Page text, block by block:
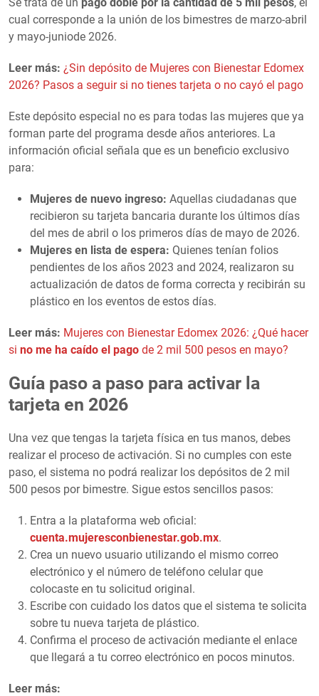
cual corresponde a la unión de los bimestres de marzo-abril
y mayo-juniode 2026.
Leer más: ¿Sin depósito de Mujeres con Bienestar Edomex
2026? Pasos a seguir si no tienes tarjeta o no cayó el pago
Este depósito especial no es para todas las mujeres que ya
forman parte del programa desde años anteriores. La
información oficial señala que es un beneficio exclusivo
para:
Mujeres de nuevo ingreso: Aquellas ciudadanas que
recibieron su tarjeta bancaria durante los últimos días
del mes de abril o los primeros días de mayo de 2026.
Mujeres en lista de espera: Quienes tenían folios
pendientes de los años 2023 and 2024, realizaron su
actualización de datos de forma correcta y recibirán su
plástico en los eventos de estos días.
Leer más: Mujeres con Bienestar Edomex 2026: ¿Qué hacer
si no me ha caído el pago de 2 mil 500 pesos en mayo?
Guía paso a paso para activar la
tarjeta en 2026
Una vez que tengas la tarjeta física en tus manos, debes
realizar el proceso de activación. Si no cumples con este
paso, el sistema no podrá realizar los depósitos de 2 mil
500 pesos por bimestre. Sigue estos sencillos pasos:
Entra a la plataforma web oficial:
cuenta.mujeresconbienestar.gob.mx.
Crea un nuevo usuario utilizando el mismo correo
electrónico y el número de teléfono celular que
colocaste en tu solicitud original.
Escribe con cuidado los datos que el sistema te solicita
sobre tu nueva tarjeta de plástico.
Confirma el proceso de activación mediante el enlace
que llegará a tu correo electrónico en pocos minutos.
Leer más: